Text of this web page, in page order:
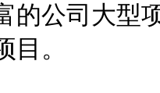
的公司大
。